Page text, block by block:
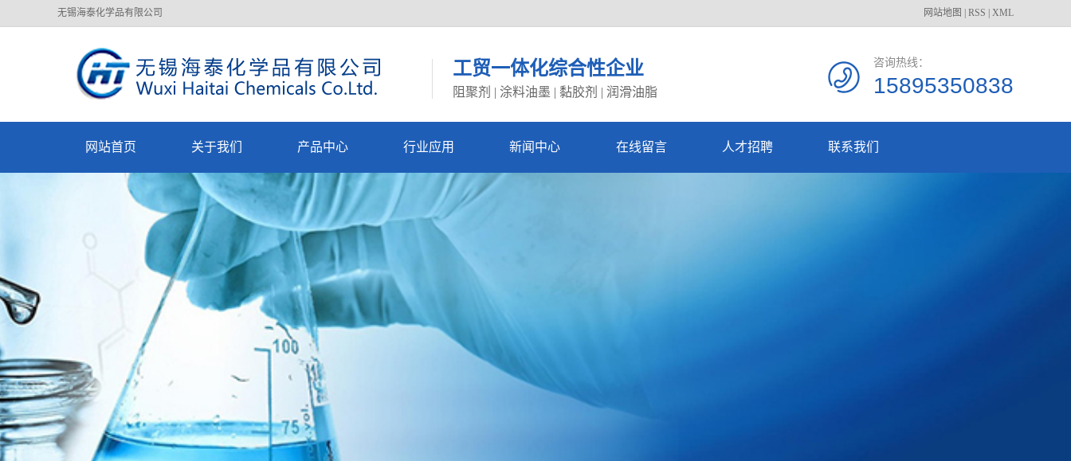
无锡海泰化学品有限公司 网站地图 RSS XML
工贸一体化综合性企业
阻聚剂 | 涂料油墨 | 黏胶剂 | 润滑油脂
咨询热线：
15895350838
网站首页 关于我们 产品中心 行业应用 新闻中心 在线留言 人才招聘 联系我们